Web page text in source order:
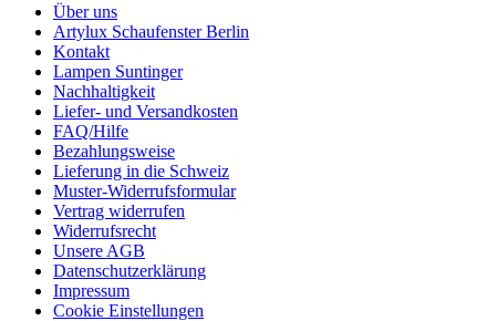
Über uns
Artylux Schaufenster Berlin
Kontakt
Lampen Suntinger
Nachhaltigkeit
Liefer- und Versandkosten
FAQ/Hilfe
Bezahlungsweise
Lieferung in die Schweiz
Muster-Widerrufsformular
Vertrag widerrufen
Widerrufsrecht
Unsere AGB
Datenschutzerklärung
Impressum
Cookie Einstellungen